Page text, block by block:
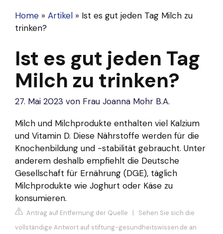
Home » Artikel » Ist es gut jeden Tag Milch zu
trinken?
Ist es gut jeden Tag
Milch zu trinken?
27. Mai 2023 von Frau Joanna Mohr B.A.
Milch und Milchprodukte enthalten viel Kalzium
und Vitamin D. Diese Nährstoffe werden für die
Knochenbildung und -stabilität gebraucht. Unter
anderem deshalb empfiehlt die Deutsche
Gesellschaft für Ernährung (DGE), täglich
Milchprodukte wie Joghurt oder Käse zu
konsumieren.
Antrag auf Entfernung der Quelle | Sehen Sie sich die
vollständige Antwort auf stiftung-gesundheitswissen.de an